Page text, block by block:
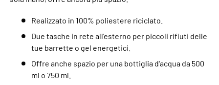
Realizzato in 100% poliestere riciclato.
Due tasche in rete all'esterno per piccoli rifiuti delle
tue barrette o gel energetici.
Offre anche spazio per una bottiglia d'acqua da 500
ml o 750 ml.